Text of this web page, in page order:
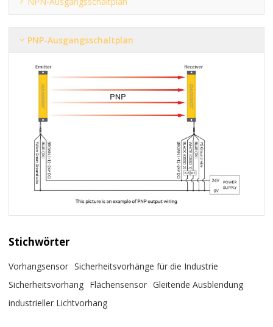
PNP-Ausgangsschaltplan
Stichwörter
Vorhangsensor Sicherheitsvorhänge für die Industrie
Sicherheitsvorhang Flächensensor Gleitende Ausblendung
industrieller Lichtvorhang